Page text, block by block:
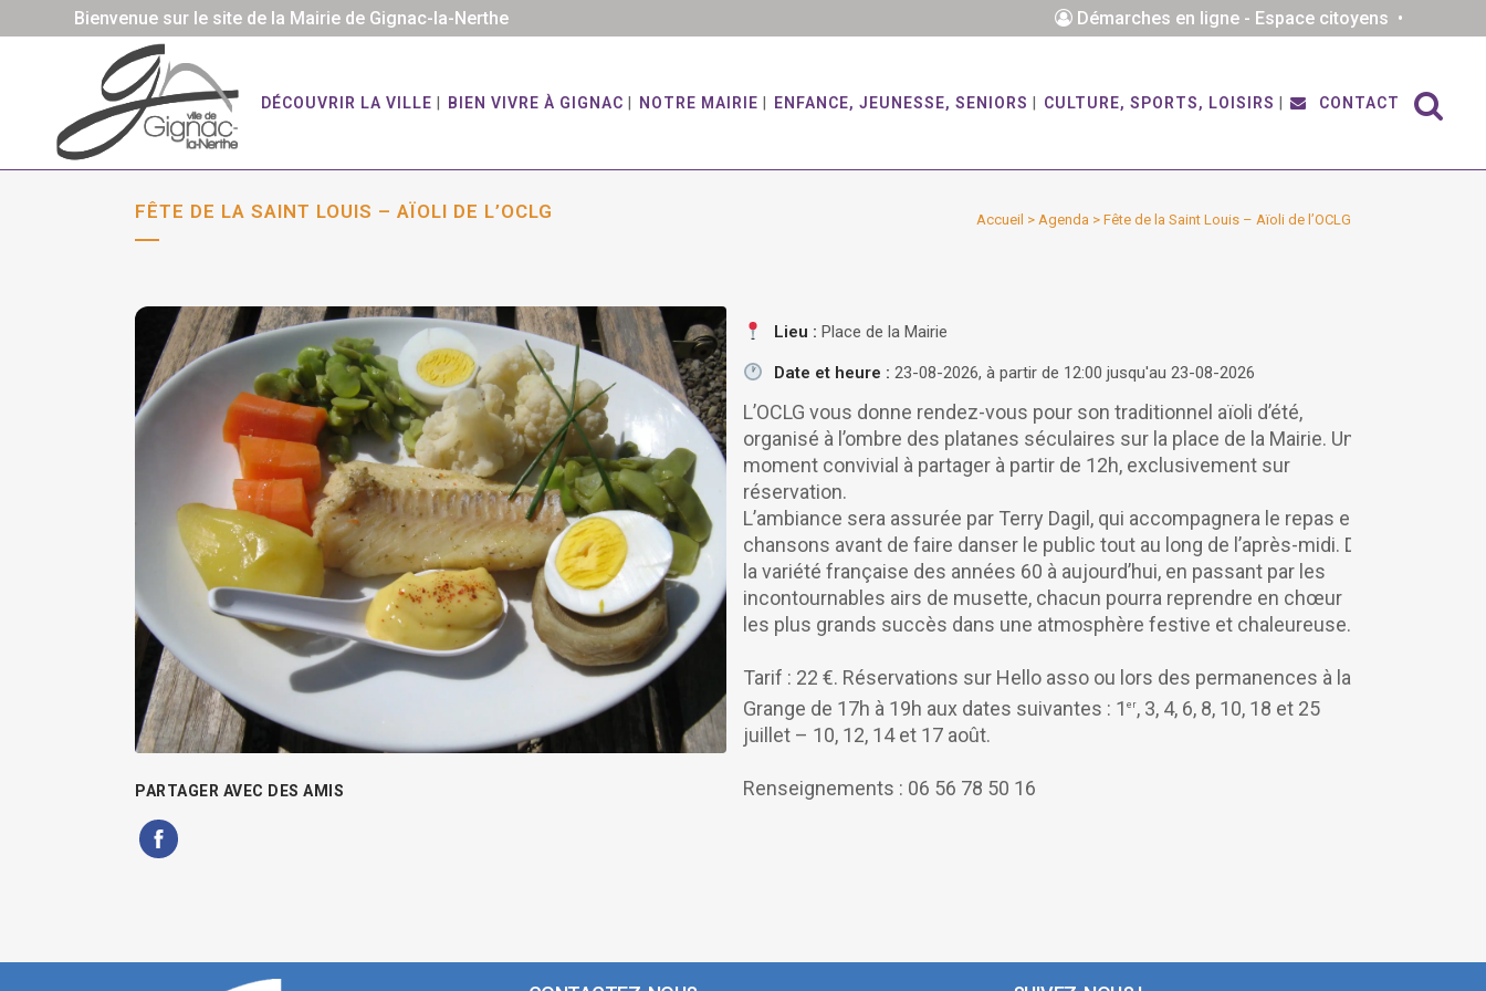
Bienvenue sur le site de la Mairie de Gignac-la-Nerthe Démarches en ligne - Espace citoyens •
DÉCOUVRIR LA VILLE BIEN VIVRE À GIGNAC NOTRE MAIRIE ENFANCE, JEUNESSE, SENIORS CULTURE, SPORTS, LOISIRS CONTACT
FÊTE DE LA SAINT LOUIS – AÏOLI DE L’OCLG Accueil > Agenda > Fête de la Saint Louis – Aïoli de l’OCLG
PARTAGER AVEC DES AMIS
Lieu : Place de la Mairie
Date et heure : 23-08-2026, à partir de 12:00 jusqu'au 23-08-2026
L’OCLG vous donne rendez-vous pour son traditionnel aïoli d’été,
organisé à l’ombre des platanes séculaires sur la place de la Mairie. Un
moment convivial à partager à partir de 12h, exclusivement sur
réservation.
L’ambiance sera assurée par Terry Dagil, qui accompagnera le repas en
chansons avant de faire danser le public tout au long de l’après-midi. De
la variété française des années 60 à aujourd’hui, en passant par les
incontournables airs de musette, chacun pourra reprendre en chœur
les plus grands succès dans une atmosphère festive et chaleureuse.
Tarif : 22 €. Réservations sur Hello asso ou lors des permanences à la
Grange de 17h à 19h aux dates suivantes : 1 er, 3, 4, 6, 8, 10, 18 et 25
juillet – 10, 12, 14 et 17 août.
Renseignements : 06 56 78 50 16